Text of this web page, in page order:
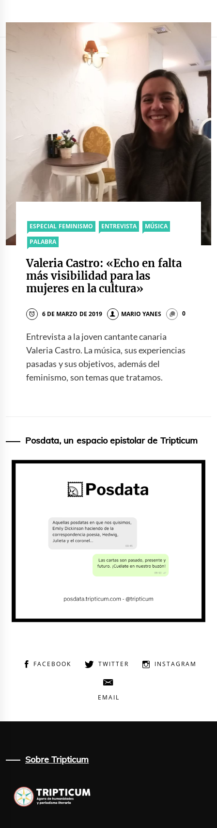
ESPECIAL FEMINISMO ENTREVISTA
MÚSICA
PALABRA
Valeria Castro: «Echo en falta
más visibilidad para las
mujeres en la cultura»
6 DE MARZO DE 2019 MARIO YANES 0
Entrevista a la joven cantante canaria
Valeria Castro. La música, sus experiencias
pasadas y sus objetivos, además del
feminismo, son temas que tratamos.
Posdata, un espacio epistolar de Tripticum
FACEBOOK TWITTER INSTAGRAM
EMAIL
Sobre Tripticum